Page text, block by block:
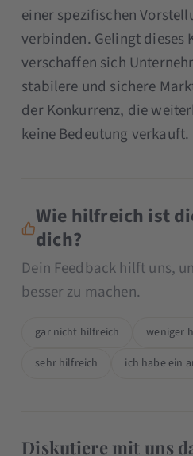
einer spezifischen
verbinden. Gelingt dieses
verschaffen sich
stabilere und sichere
der Konkurrenz, die
keine Bedeutung verkauft.
Wie hilfreich ist
dich?
Dein Feedback hilft uns,
besser zu machen.
gar nicht hilfreich weniger
sehr hilfreich
ich habe ein
Diskutiere mit uns